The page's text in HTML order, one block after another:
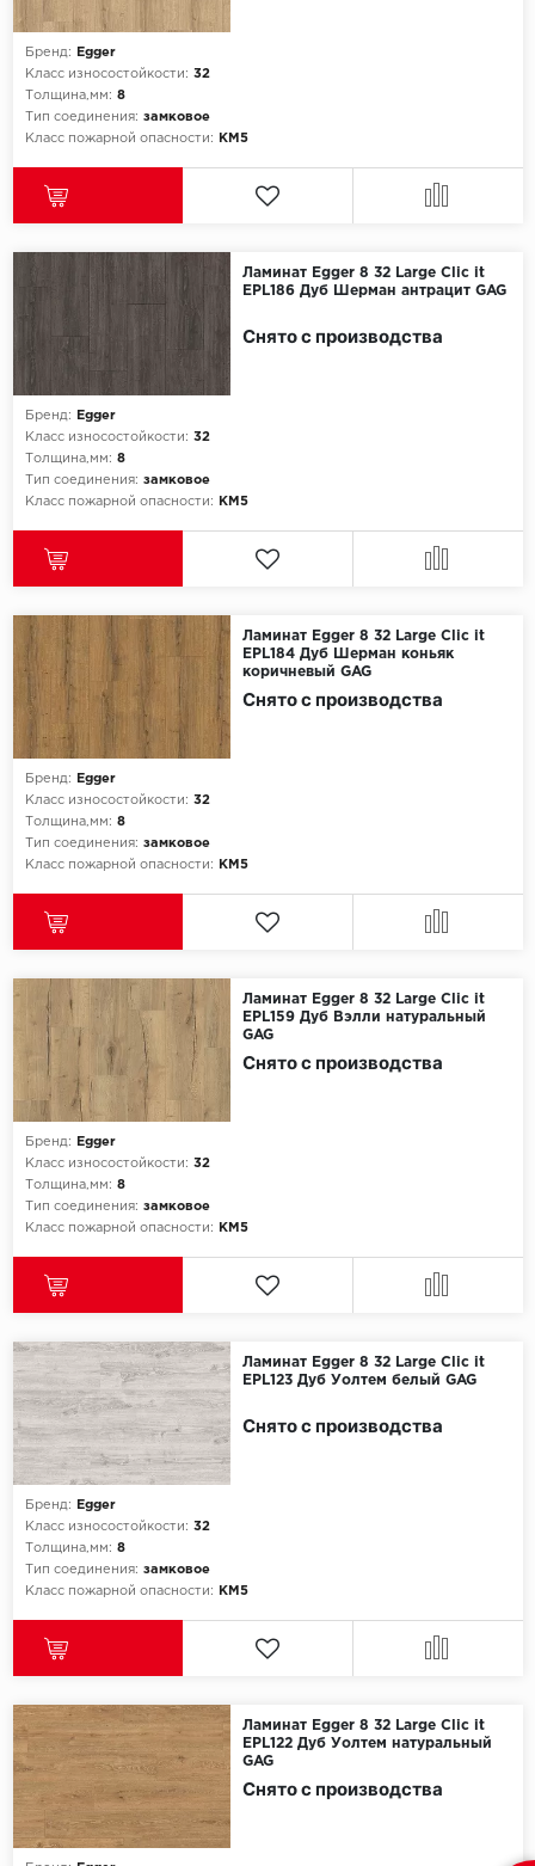
Floor Click
IVC Group
Juteks
KDF
Lucky Floor
Millenium
Moduleo
Бренд:
Egger
Класс износостойкости: 32
Толщина,мм: 8
Тип соединения: замковое
Класс пожарной опасности:
КМ5
Ламинат Egger 8 32 Large Clic it
EPL186 Дуб Шерман антрацит GAG
Бренд:
Egger
Класс износостойкости: 32
Толщина,мм: 8
Тип соединения: замковое
Класс пожарной опасности:
КМ5
Снято с производства
Ламинат Egger 8 32 Large Clic it
EPL184 Дуб Шерман коньяк
коричневый GAG
Бренд:
Egger
Класс износостойкости: 32
Толщина,мм: 8
Тип соединения: замковое
Класс пожарной опасности:
КМ5
Снято с производства
Ламинат Egger 8 32 Large Clic it
EPL159 Дуб Вэлли натуральный
GAG
Бренд:
Egger
Класс износостойкости: 32
Толщина,мм: 8
Тип соединения: замковое
Класс пожарной опасности:
КМ5
Снято с производства
Ламинат Egger 8 32 Large Clic it
EPL123 Дуб Уолтем белый GAG
Бренд:
Egger
Класс износостойкости: 32
Толщина,мм: 8
Тип соединения: замковое
Класс пожарной опасности:
КМ5
Снято с производства
Ламинат Egger 8 32 Large Clic it
EPL122 Дуб Уолтем натуральный
GAG
Снято с производства